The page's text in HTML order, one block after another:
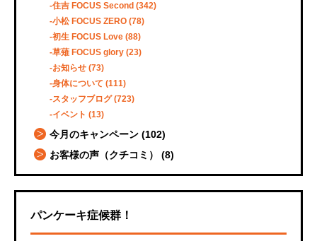
住吉 FOCUS Second (342)
小松 FOCUS ZERO (78)
初生 FOCUS Love (88)
草薙 FOCUS glory (23)
お知らせ (73)
身体について (111)
スタッフブログ(723)
イベント (13)
今月のキャンペーン (102)
お客様の声（クチコミ）
(8)
パンケーキ症候群！